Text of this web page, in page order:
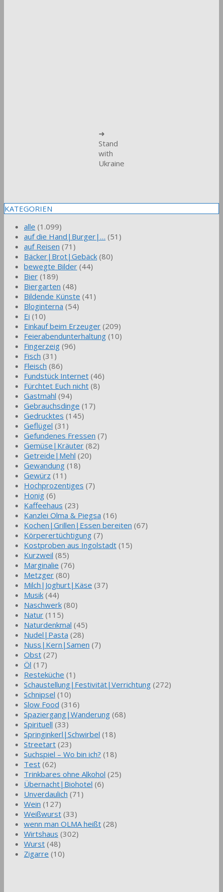
➜
Stand
with
Ukraine
KATEGORIEN
alle (1.099)
auf die Hand|Burger|… (51)
auf Reisen (71)
Bäcker|Brot|Gebäck (80)
bewegte Bilder (44)
Bier (189)
Biergarten (48)
Bildende Künste (41)
Bloginterna (54)
Ei (10)
Einkauf beim Erzeuger (209)
Feierabendunterhaltung (10)
Fingerzeig (96)
Fisch (31)
Fleisch (86)
Fundstück Internet (46)
Fürchtet Euch nicht (8)
Gastmahl (94)
Gebrauchsdinge (17)
Gedrucktes (145)
Geflügel (31)
Gefundenes Fressen (7)
Gemüse|Kräuter (82)
Getreide|Mehl (20)
Gewandung (18)
Gewürz (11)
Hochprozentiges (7)
Honig (6)
Kaffeehaus (23)
Kanzlei Olma & Piegsa (16)
Kochen|Grillen|Essen bereiten (67)
Körperertüchtigung (7)
Kostproben aus Ingolstadt (15)
Kurzweil (85)
Marginalie (76)
Metzger (80)
Milch|Joghurt|Käse (37)
Musik (44)
Naschwerk (80)
Natur (115)
Naturdenkmal (45)
Nudel|Pasta (28)
Nuss|Kern|Samen (7)
Obst (27)
Öl (17)
Resteküche (1)
Schaustellung|Festivität|Verrichtung (272)
Schnipsel (10)
Slow Food (316)
Spaziergang|Wanderung (68)
Spirituell (33)
Springinkerl|Schwirbel (18)
Streetart (23)
Suchspiel – Wo bin ich? (18)
Test (62)
Trinkbares ohne Alkohol (25)
Übernacht|Biohotel (6)
Unverdaulich (71)
Wein (127)
Weißwurst (33)
wenn man OLMA heißt (28)
Wirtshaus (302)
Wurst (48)
Zigarre (10)